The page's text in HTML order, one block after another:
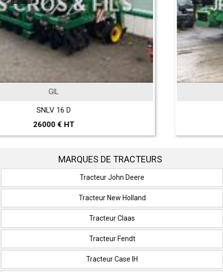
MARQUES DE TRACTEURS
Tracteur John Deere
Tracteur New Holland
Tracteur Claas
Tracteur Fendt
Tracteur Case IH